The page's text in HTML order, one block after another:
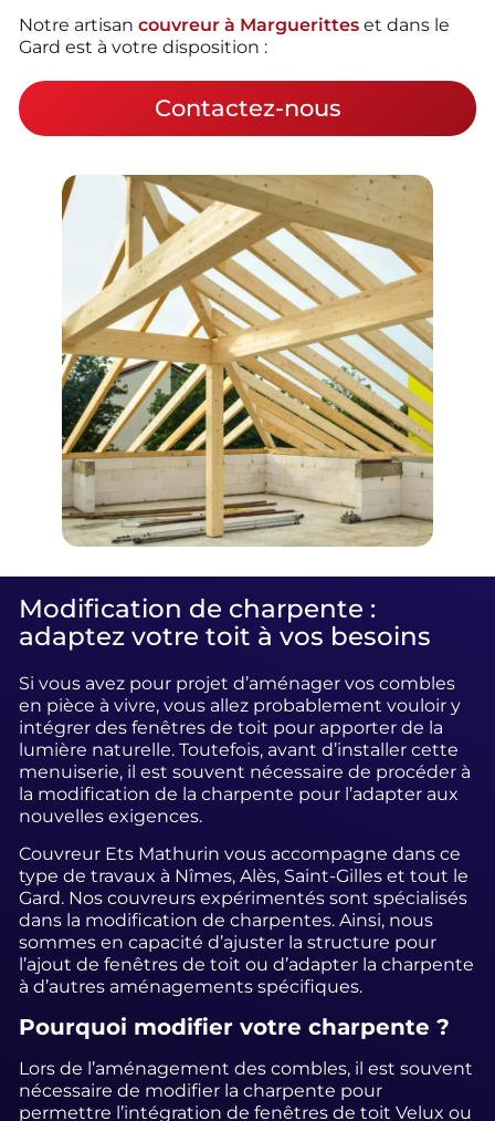
Notre artisan couvreur à Marguerittes et dans le
Gard est à votre disposition :
Contactez-nous
Modification de charpente :
adaptez votre toit à vos besoins
Si vous avez pour projet d’aménager vos combles
en pièce à vivre, vous allez probablement vouloir y
intégrer des fenêtres de toit pour apporter de la
lumière naturelle. Toutefois, avant d’installer cette
menuiserie, il est souvent nécessaire de procéder à
la modification de la charpente pour l’adapter aux
nouvelles exigences.
Couvreur Ets Mathurin vous accompagne dans ce
type de travaux à Nîmes, Alès, Saint-Gilles et tout le
Gard. Nos couvreurs expérimentés sont spécialisés
dans la modification de charpentes. Ainsi, nous
sommes en capacité d’ajuster la structure pour
l’ajout de fenêtres de toit ou d’adapter la charpente
à d’autres aménagements spécifiques.
Pourquoi modifier votre charpente ?
Lors de l’aménagement des combles, il est souvent
nécessaire de modifier la charpente pour
permettre l’intégration de fenêtres de toit Velux ou